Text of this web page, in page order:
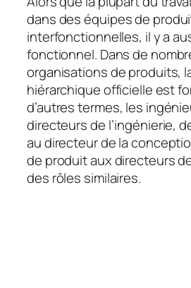
dans des équipes de
interfonctionnelles, il y a
fonctionnel. Dans de
organisations de produits,
hiérarchique officielle est
d’autres termes, les
directeurs de l’ingénierie,
au directeur de la
de produit aux directeurs
des rôles similaires.